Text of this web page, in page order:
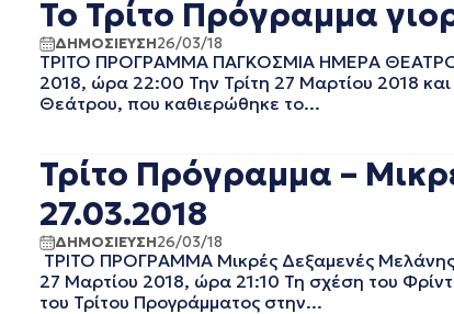
ΔΕΚΕΜΒΡΙΟΣ 2021
ΝΟΕΜΒΡΙΟΣ 2021
ΟΚΤΩΒΡΙΟΣ 2021
ΣΕΠΤΕΜΒΡΙΟΣ 2021
ΙΟΥΝΙΟΣ 2021
ΜΑΙΟΣ 2021
ΜΑΡΤΙΟΣ 2021
ΦΕΒΡΟΥΑΡΙΟΣ 2021
ΙΑΝΟΥΑΡΙΟΣ 2021
Το Τρίτο Πρόγραμμα
ΔΗΜΟΣΙΕΥΣΗ26/03/18
ΤΡΙΤΟ ΠΡΟΓΡΑΜΜΑ ΠΑΓΚΟΣΜΙΑ ΗΜΕΡΑ ΘΕΑΤΡΟΥ
2018, ώρα 22:00 Την Τρίτη 27 Μαρτίου 2018
Θεάτρου, που καθιερώθηκε το...
Τρίτο Πρόγραμμα –
27.03.2018
ΔΗΜΟΣΙΕΥΣΗ26/03/18
ΤΡΙΤΟ ΠΡΟΓΡΑΜΜΑ Μικρές Δεξαμενές Μελάνης
27 Μαρτίου 2018, ώρα 21:10 Τη σχέση του
του Τρίτου Προγράμματος στην...